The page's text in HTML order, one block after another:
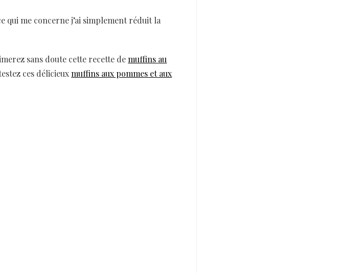
qui me concerne j’ai simplement réduit la
sans doute cette recette demuffins au
ces délicieuxmuffins aux pommes et aux